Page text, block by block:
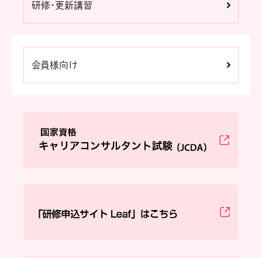
研修・更新講習
会員様向け